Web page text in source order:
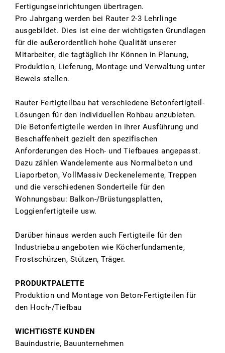
Fertigungseinrichtungen übertragen.
Pro Jahrgang werden bei Rauter 2-3 Lehrlinge
ausgebildet. Dies ist eine der wichtigsten Grundlagen
für die außerordentlich hohe Qualität unserer
Mitarbeiter, die tagtäglich ihr Können in Planung,
Produktion, Lieferung, Montage und Verwaltung unter
Beweis stellen.
Rauter Fertigteilbau hat verschiedene Betonfertigteil-
Lösungen für den individuellen Rohbau anzubieten.
Die Betonfertigteile werden in ihrer Ausführung und
Beschaffenheit gezielt den spezifischen
Anforderungen des Hoch- und Tiefbaues angepasst.
Dazu zählen Wandelemente aus Normalbeton und
Liaporbeton, VollMassiv Deckenelemente, Treppen
und die verschiedenen Sonderteile für den
Wohnungsbau: Balkon-/Brüstungsplatten,
Loggienfertigteile usw.
Darüber hinaus werden auch Fertigteile für den
Industriebau angeboten wie Köcherfundamente,
Frostschürzen, Stützen, Träger.
PRODUKTPALETTE
Produktion und Montage von Beton-Fertigteilen für
den Hoch-/Tiefbau
WICHTIGSTE KUNDEN
Bauindustrie, Bauunternehmen